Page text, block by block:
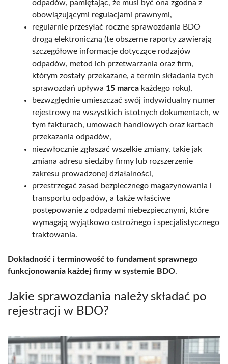
odpadów, pamiętając, że musi być ona zgodna z
obowiązującymi regulacjami prawnymi,
regularnie przesyłać roczne sprawozdania BDO
drogą elektroniczną (te obszerne raporty zawierają
szczegółowe informacje dotyczące rodzajów
odpadów, metod ich przetwarzania oraz firm,
którym zostały przekazane, a termin składania tych
sprawozdań upływa 15 marca każdego roku),
bezwzględnie umieszczać swój indywidualny numer
rejestrowy na wszystkich istotnych dokumentach, w
tym fakturach, umowach handlowych oraz kartach
przekazania odpadów,
niezwłocznie zgłaszać wszelkie zmiany, takie jak
zmiana adresu siedziby firmy lub rozszerzenie
zakresu prowadzonej działalności,
przestrzegać zasad bezpiecznego magazynowania i
transportu odpadów, a także właściwe
postępowanie z odpadami niebezpiecznymi, które
wymagają wyjątkowo ostrożnego i specjalistycznego
traktowania.
Dokładność i terminowość to fundament sprawnego
funkcjonowania każdej firmy w systemie BDO.
Jakie sprawozdania należy składać po
rejestracji w BDO?